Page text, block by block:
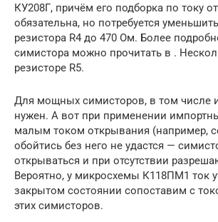
КУ208Г, причём его подборка по току
обязательна, но потребуется
резистора R4 до 470 Ом. Более
симистора можно прочитать в .
резисторе R5.
Для мощных симисторов, в том числе
нужен. А вот при применении
малым током открывания (например,
обойтись без него не удастся —
открываться и при отсутствии
Вероятно, у микросхемы К118ПМ1 ток
закрытом состоянии сопоставим с
этих симисторов.